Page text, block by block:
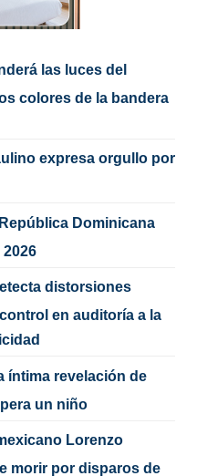
las luces del
colores de la bandera
expresa orgullo por
Dominicana
distorsiones
en auditoría a la
íntima revelación de
un niño
Lorenzo
morir por disparos de